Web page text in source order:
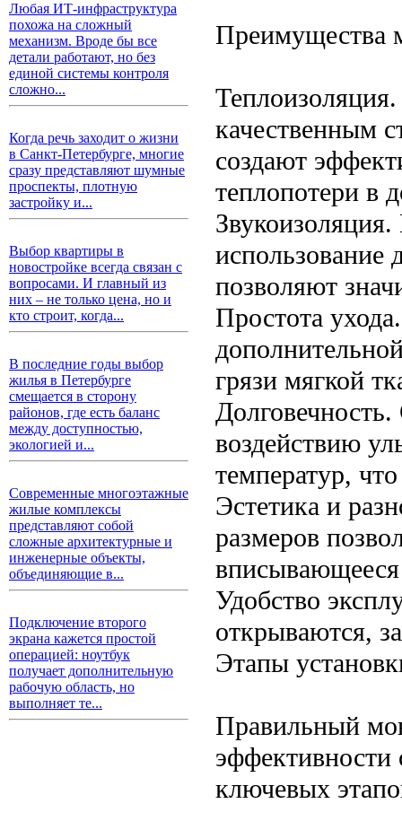
Любая ИТ-инфраструктура
похожа на сложный
механизм. Вроде бы все
детали работают, но без
единой системы контроля
сложно...
Когда речь заходит о жизни
в Санкт-Петербурге, многие
сразу представляют шумные
проспекты, плотную
застройку и...
Выбор квартиры в
новостройке всегда связан с
вопросами. И главный из
них – не только цена, но и
кто строит, когда...
В последние годы выбор
жилья в Петербурге
смещается в сторону
районов, где есть баланс
между доступностью,
экологией и...
Современные многоэтажные
жилые комплексы
представляют собой
сложные архитектурные и
инженерные объекты,
объединяющие в...
Подключение второго
экрана кажется простой
операцией: ноутбук
получает дополнительную
рабочую область, но
выполняет те...
Преимущества
качественным
создают
теплопотери в
использование
позволяют
Простота
грязи мягкой
воздействию
температур,
Эстетика и
размеров
вписывающееся
Удобство
открываются,
Этапы
Правильный
эффективности
ключевых